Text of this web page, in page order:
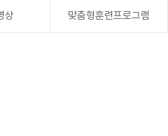
상 맞춤형훈련프로그램